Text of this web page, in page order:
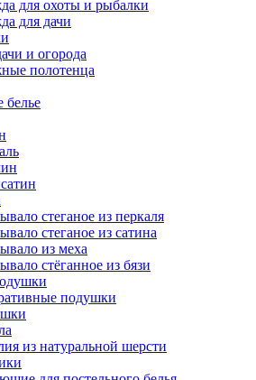
для охоты и рыбалки
для дачи
и огорода
полотенца
белье
стеганое из перкаля
стеганое из сатина
из меха
стёганное из бязи
подушки
из натуральной шерсти